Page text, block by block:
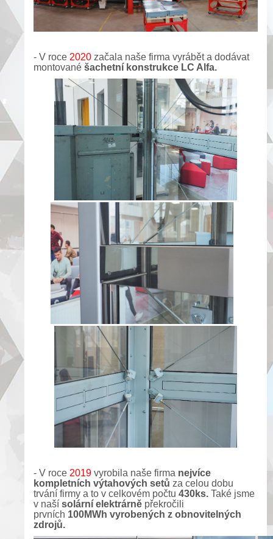
- V roce 2020 začala naše firma vyrábět a dodávat
montované šachetní konstrukce LC Alfa.
- V roce 2019 vyrobila naše firma nejvíce
kompletních výtahových setů za celou dobu
trvání firmy a to v celkovém počtu 430ks. Také jsme
v naší solární elektrárně překročili
prvních 100MWh vyrobených z obnovitelných
zdrojů.